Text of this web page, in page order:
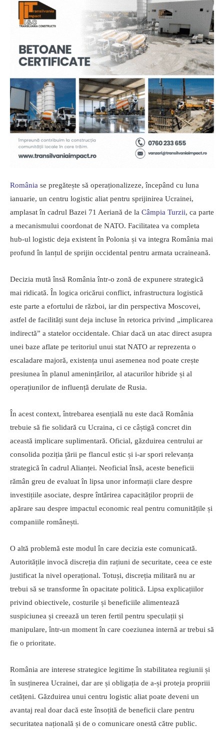
România se pregătește să operaționalizeze, începând cu luna
ianuarie, un centru logistic aliat pentru sprijinirea Ucrainei,
amplasat în cadrul Bazei 71 Aeriană de la Câmpia Turzii, ca parte
a mecanismului coordonat de NATO. Facilitatea va completa
hub-ul logistic deja existent în Polonia și va integra România mai
profund în lanțul de sprijin occidental pentru armata ucraineană.
Decizia mută însă România într-o zonă de expunere strategică
mai ridicată. În logica oricărui conflict, infrastructura logistică
este parte a efortului de război, iar din perspectiva Moscovei,
astfel de facilități sunt deja incluse în retorica privind „implicarea
indirectă” a statelor occidentale. Chiar dacă un atac direct asupra
unei baze aflate pe teritoriul unui stat NATO ar reprezenta o
escaladare majoră, existența unui asemenea nod poate crește
presiunea în planul amenințărilor, al atacurilor hibride și al
operațiunilor de influență derulate de Rusia.
În acest context, întrebarea esențială nu este dacă România
trebuie să fie solidară cu Ucraina, ci ce câștigă concret din
această implicare suplimentară. Oficial, găzduirea centrului ar
consolida poziția țării pe flancul estic și i-ar spori relevanța
strategică în cadrul Alianței. Neoficial însă, aceste beneficii
rămân greu de evaluat în lipsa unor informații clare despre
investițiile asociate, despre întărirea capacităților proprii de
apărare sau despre impactul economic real pentru comunitățile și
companiile românești.
O altă problemă este modul în care decizia este comunicată.
Autoritățile invocă discreția din rațiuni de securitate, ceea ce este
justificat la nivel operațional. Totuși, discreția militară nu ar
trebui să se transforme în opacitate politică. Lipsa explicațiilor
privind obiectivele, costurile și beneficiile alimentează
suspiciunea și creează un teren fertil pentru speculații și
manipulare, într-un moment în care coeziunea internă ar trebui să
fie o prioritate.
România are interese strategice legitime în stabilitatea regiunii și
în susținerea Ucrainei, dar are și obligația de a-și proteja propriii
cetățeni. Găzduirea unui centru logistic aliat poate deveni un
avantaj real doar dacă este însoțită de beneficii clare pentru
securitatea națională și de o comunicare onestă către public.